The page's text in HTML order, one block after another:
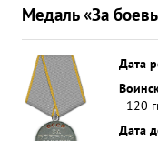
Медаль «За
Дата
120
Дата